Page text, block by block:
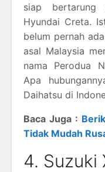
siap bertarung
Hyundai Creta.
belum pernah
asal Malaysia
nama Perodua
Apa
Daihatsu di
Baca Juga :
Tidak Mudah
4. Suzuki